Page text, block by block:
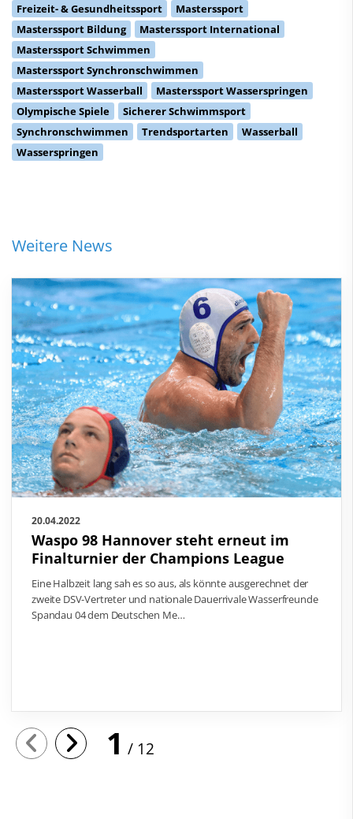
Freizeit- & Gesundheitssport
Masterssport
Masterssport Bildung
Masterssport International
Masterssport Schwimmen
Masterssport Synchronschwimmen
Masterssport Wasserball
Masterssport Wasserspringen
Olympische Spiele
Sicherer Schwimmsport
Synchronschwimmen
Trendsportarten
Wasserball
Wasserspringen
Weitere News
20.04.2022
Waspo 98 Hannover steht erneut im
Finalturnier der Champions League
Eine Halbzeit lang sah es so aus, als könnte ausgerechnet der
zweite DSV-Vertreter und nationale Dauerrivale Wasserfreunde
Spandau 04 dem Deutschen Me…
1 12